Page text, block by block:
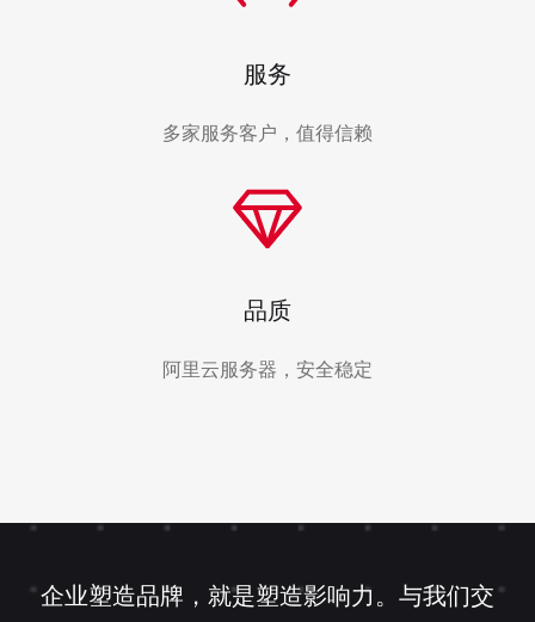
服务
多家服务客户，值得信赖
品质
阿里云服务器，安全稳定
企业塑造品牌，就是塑造影响力。与我们交